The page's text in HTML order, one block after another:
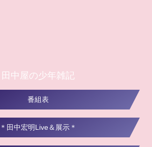
田中屋の少年雑記
番組表
＊田中宏明Live＆展示＊